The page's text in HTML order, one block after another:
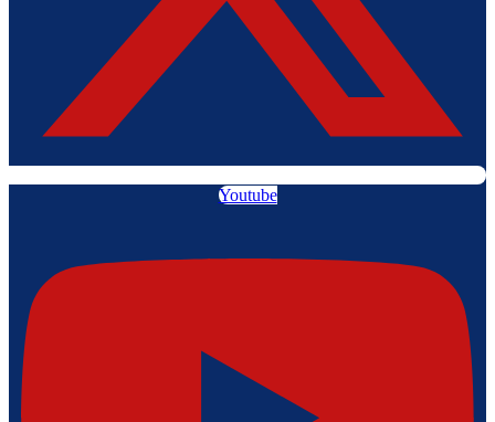
Youtube